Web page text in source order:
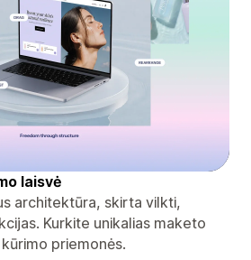
laisvė
architektūra, skirta vilkti,
Kurkite unikalias maketo
priemonės.